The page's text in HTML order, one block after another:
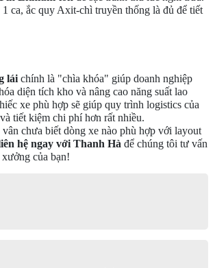
ca, ắc quy Axit-chì truyền thống là đủ để tiết
lái chính là "chìa khóa" giúp doanh nghiệp
diện tích kho và nâng cao năng suất lao
xe phù hợp sẽ giúp quy trình logistics của
tiết kiệm chi phí hơn rất nhiều.
vân chưa biết dòng xe nào phù hợp với layout
hệ ngay với Thanh Hà để chúng tôi tư vấn
của bạn!